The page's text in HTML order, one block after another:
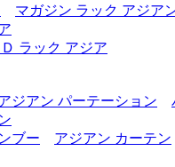
マガジン ラック アジア
Ｄ ラック アジア
ジアン パーテーション
ブー
アジアン カーテン